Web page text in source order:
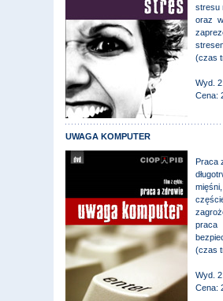
stresu
oraz
(czas
Wyd. 2
Cena:
UWAGA KOMPUTER
Praca
(czas
Wyd. 2
Cena: